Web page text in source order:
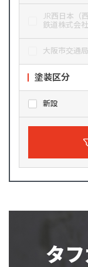
JR西日本（
鉄道株式会社
大阪市交通局
塗装区分
新設
タ